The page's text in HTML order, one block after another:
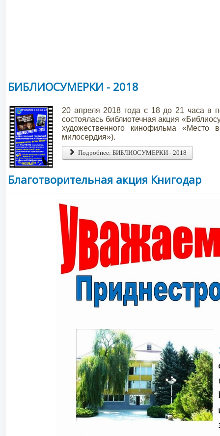
БИБЛИОСУМЕРКИ - 2018
20 апреля 2018 года с 18 до 21 часа в
состоялась библиотечная акция
художественного кинофильма
милосердия»).
Подробнее: БИБЛИОСУМЕРКИ - 2018
Благотворительная акция Книгодар